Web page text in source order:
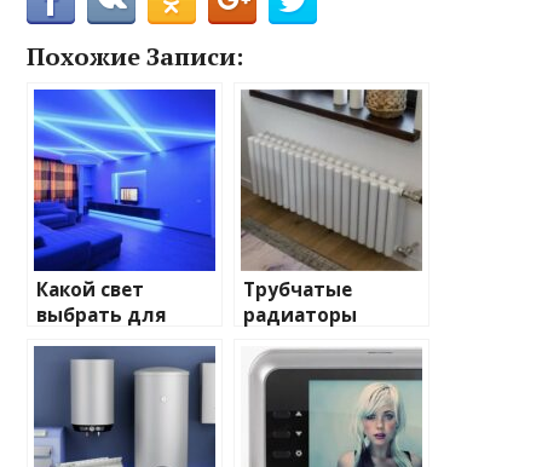
Похожие Записи:
Какой свет
выбрать для
домашнего
освещения
Трубчатые
радиаторы
и характеристики